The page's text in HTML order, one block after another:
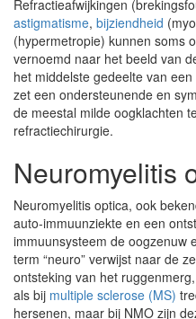
Refractieafwijkingen
astigmatisme, bijziendheid
(hypermetropie) kunnen soms
vernoemd naar het beeld van
het middelste gedeelte van
zet een ondersteunende en
de meestal milde oogklachten
refractiechirurgie.
Neuromyelitis
Neuromyelitis optica, ook
auto-immuunziekte en een
immuunsysteem de oogzenuw
term “neuro” verwijst naar de
ontsteking van het
als bij multiple sclerose (MS)
hersenen, maar bij NMO zijn